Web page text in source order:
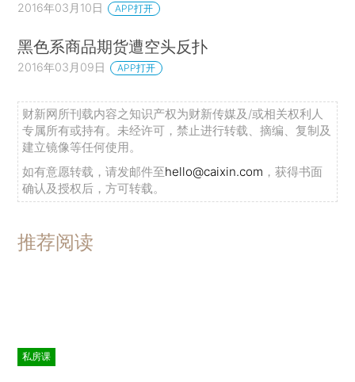
2016年03月10日 APP打开
黑色系商品期货遭空头反扑
2016年03月09日 APP打开
财新网所刊载内容之知识产权为财新传媒及/或相关权利人
专属所有或持有。未经许可，禁止进行转载、摘编、复制及
建立镜像等任何使用。
如有意愿转载，请发邮件至hello@caixin.com ，获得书面
确认及授权后，方可转载。
推荐阅读
私房课